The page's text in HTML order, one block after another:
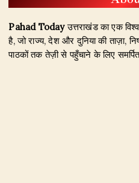
Pahad Todayउत्तराखंड का एक
है, जो राज्य, देश और दुनिया की ताज़ा,
पाठकों तक तेज़ी से पहुँचाने के लिए